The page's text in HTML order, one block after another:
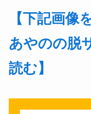
【下記画像
あやのの脱
読む】